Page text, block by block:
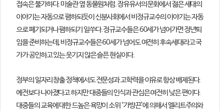
접속은 불가하다. 미술관 옆 동물원처럼. 장유유서의 문화에서 젊은 세대의
이야기는 자동으로 폄하되듯이 신분사회에서 비정규교수의 이야기는 자동
으로 폐기되거나 폄하되기 일쑤다. 정규교수들은 60세가 넘어가면 정년퇴
임을 준비하는데, 비정규교수들은 60세가 넘어도 여전히 후속세대라고 국
가가 공인하고 있는 웃기지 않은 슬픈 현실이다.
정부의 일자리 창출 정책에서도 전문성과 고학력을 이유로 항상 배제된다.
예전보다 나아졌다고 하지만 대중들의 인식과 관심은 여전히 낮은 편이다.
대중들의 교육에 대한 드높은 욕망이 소위 ‘가방끈’에 의해서 엘리트주의와